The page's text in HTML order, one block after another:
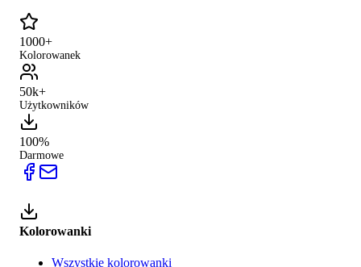
1000+
Kolorowanek
50k+
Użytkowników
100%
Darmowe
Kolorowanki
Wszystkie kolorowanki